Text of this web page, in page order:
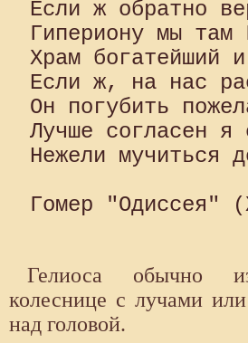
Если ж обратно
Гипериону мы там
Храм богатейший
Если ж, на нас
Он погубить
Лучше согласен
Нежели мучиться
Гомер
Гелиоса обычно
колеснице с лучами
над головой.